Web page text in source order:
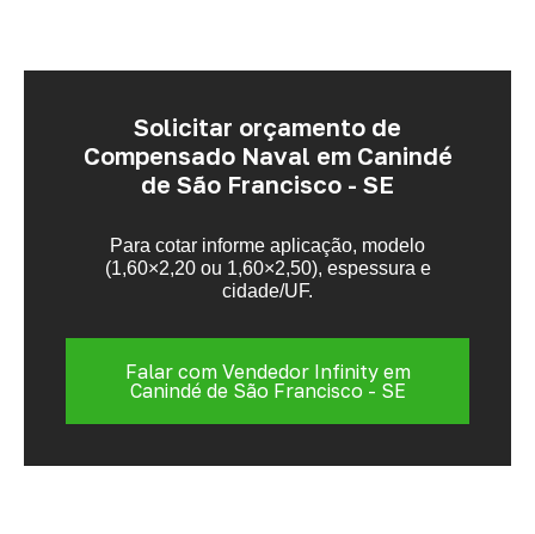
Solicitar orçamento de
Compensado Naval em Canindé
de São Francisco - SE
Para cotar informe aplicação, modelo
(1,60×2,20 ou 1,60×2,50), espessura e
cidade/UF.
Falar com Vendedor Infinity em
Canindé de São Francisco - SE